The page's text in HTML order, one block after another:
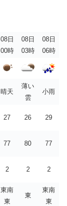
08日
00時
08日
03時
08日
06時
晴天
薄い
雲
小雨
27 26 29
77 80 77
2 2 2
東南
東
東
東南
東